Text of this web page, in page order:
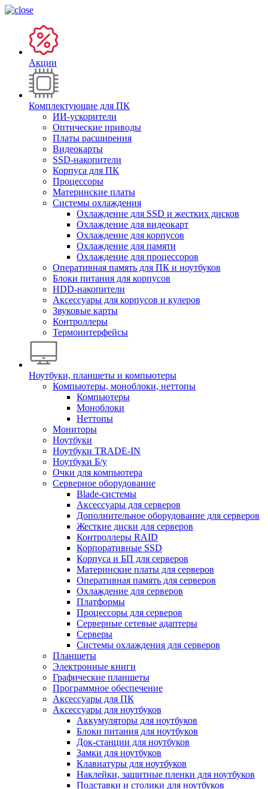
Акции
Комплектующие для ПК
ИИ-ускорители
Оптические приводы
Платы расширения
Видеокарты
SSD-накопители
Корпуса для ПК
Процессоры
Материнские платы
Системы охлаждения
Охлаждение для SSD и жестких дисков
Охлаждение для видеокарт
Охлаждение для корпусов
Охлаждение для памяти
Охлаждение для процессоров
Оперативная память для ПК и ноутбуков
Блоки питания для корпусов
HDD-накопители
Аксессуары для корпусов и кулеров
Звуковые карты
Контроллеры
Термоинтерфейсы
Ноутбуки, планшеты и компьютеры
Компьютеры, моноблоки, неттопы
Компьютеры
Моноблоки
Неттопы
Мониторы
Ноутбуки
Ноутбуки TRADE-IN
Ноутбуки Б/у
Очки для компьютера
Серверное оборудование
Blade-системы
Аксессуары для серверов
Дополнительное оборудование для серверов
Жесткие диски для серверов
Контроллеры RAID
Корпоративные SSD
Корпуса и БП для серверов
Материнские платы для серверов
Оперативная память для серверов
Охлаждение для серверов
Платформы
Процессоры для серверов
Серверные сетевые адаптеры
Серверы
Системы охлаждения для серверов
Планшеты
Электронные книги
Графические планшеты
Программное обеспечение
Аксессуары для ПК
Аксессуары для ноутбуков
Аккумуляторы для ноутбуков
Блоки питания для ноутбуков
Док-станции для ноутбуков
Замки для ноутбуков
Клавиатуры для ноутбуков
Наклейки, защитные пленки для ноутбуков
Подставки и столики для ноутбуков